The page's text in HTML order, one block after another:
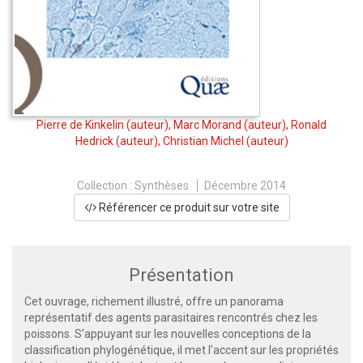
Pierre de Kinkelin (auteur), Marc Morand (auteur), Ronald
Hedrick(auteur), Christian Michel (auteur)
Collection : Synthèses
Décembre 2014
Référencer ce produit sur votre site
Présentation
Cet ouvrage, richement illustré, offre un panorama
représentatif des agents parasitaires rencontrés chez les
poissons. S'appuyant sur les nouvelles conceptions de la
classification phylogénétique, il met l'accent sur les propriétés